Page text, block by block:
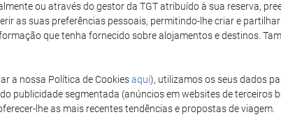
ou através do gestor da TGT atribuído à sua reserva,
as suas preferências pessoais, permitindo-lhe criar e
que tenha fornecido sobre alojamentos e destinos.
a nossa Política de Cookiesaqui), utilizamos os seus dados
publicidade segmentada (anúncios em websites de terceiros
lhe as mais recentes tendências e propostas de viagem.